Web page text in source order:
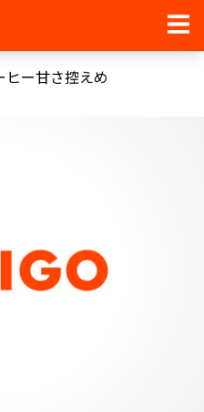
ヒー甘さ控えめ